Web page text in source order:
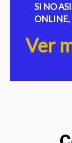
SI NO
ONLINE,
Ver